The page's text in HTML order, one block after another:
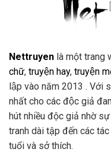
Nettruyen là một trang
chữ, truyện hay, truyện
lập vào năm 2013 . Với
nhất cho các độc giả
hút nhiều độc giả nhờ
tranh dài tập đến các
tuổi và sở thích.